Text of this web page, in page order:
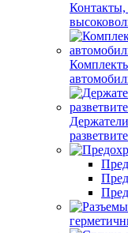
Контакты,